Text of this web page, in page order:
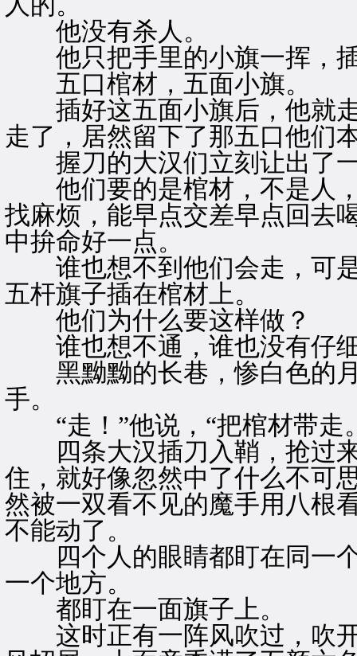
他没有杀人。
他只把手里的小旗一挥，
五口棺材，五面小旗。
插好这五面小旗后，他就走
走了，居然留下了那五口他们
握刀的大汉们立刻让出了
他们要的是棺材，不是人，
找麻烦，能早点交差早点回去
中拚命好一点。
谁也想不到他们会走，可是
五杆旗子插在棺材上。
他们为什么要这样做？
谁也想不通，谁也没有仔
黑黝黝的长巷，惨白色的月
手。
“走！”他说，“把棺材带走
四条大汉插刀入鞘，抢过来
住，就好像忽然中了什么不可
然被一双看不见的魔手用八根
不能动了。
四个人的眼睛都盯在同一个
一个地方。
都盯在一面旗子上。
这时正有一阵风吹过，吹开